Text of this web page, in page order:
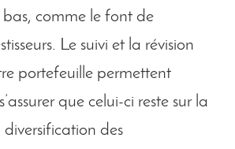
comme le font de
Le suivi et la révision
portefeuille permettent
que celui-ci reste sur la
des